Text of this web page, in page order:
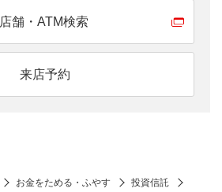
店舗・ATM検索
来店予約
お金をためる・ふやす 投資信託